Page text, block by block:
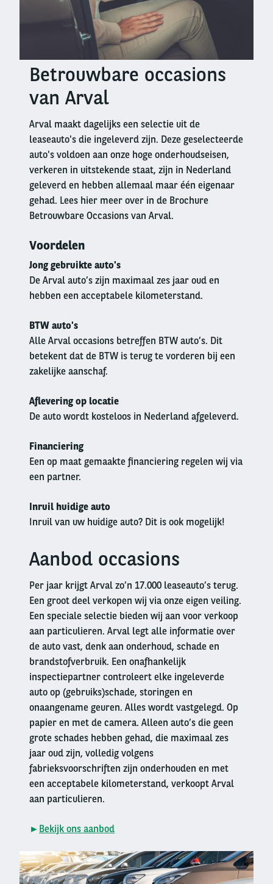
Right
columnBetrouwbare occasions
van Arval
Arval maakt dagelijks een selectie uit de
leaseauto's die ingeleverd zijn. Deze geselecteerde
auto's voldoen aan onze hoge onderhoudseisen,
verkeren in uitstekende staat, zijn in Nederland
geleverd en hebben allemaal maar één eigenaar
gehad. Lees hier meer over in de Brochure
Betrouwbare Occasions van Arval.
Voordelen
Jong gebruikte auto's
De Arval auto’s zijn maximaal zes jaar oud en
hebben een acceptabele kilometerstand.
BTW auto's
Alle Arval occasions betreffen BTW auto’s. Dit
betekent dat de BTW is terug te vorderen bij een
zakelijke aanschaf.
Aflevering op locatie
De auto wordt kosteloos in Nederland afgeleverd.
Financiering
Een op maat gemaakte financiering regelen wij via
een partner.
Inruil huidige auto
Inruil van uw huidige auto? Dit is ook mogelijk!
columnAanbod occasions
Per jaar krijgt Arval zo’n 17.000 leaseauto’s terug.
Een groot deel verkopen wij via onze eigen veiling.
Een speciale selectie bieden wij aan voor verkoop
aan particulieren. Arval legt alle informatie over
de auto vast, denk aan onderhoud, schade en
brandstofverbruik. Een onafhankelijk
inspectiepartner controleert elke ingeleverde
auto op (gebruiks)schade, storingen en
onaangename geuren. Alles wordt vastgelegd. Op
papier en met de camera. Alleen auto’s die geen
grote schades hebben gehad, die maximaal zes
jaar oud zijn, volledig volgens
fabrieksvoorschriften zijn onderhouden en met
een acceptabele kilometerstand, verkoopt Arval
aan particulieren.
► Bekijk ons aanbod
Right
column